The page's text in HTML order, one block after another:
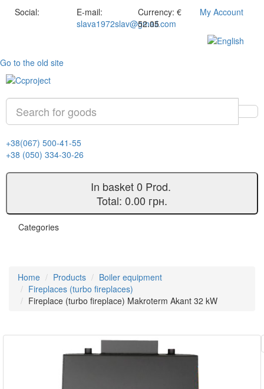
Social:
E-mail:
slava1972slav@gmail.com
Currency: €
52.05
My Account
Go to the old site
+38(067) 500-41-55
+38 (050) 334-30-26
In basket0 Prod.
Total: 0.00 грн.
Categories
Home Products
Boiler equipment
Fireplaces (turbo fireplaces)
Fireplace (turbo fireplace) Makroterm Akant 32 kW